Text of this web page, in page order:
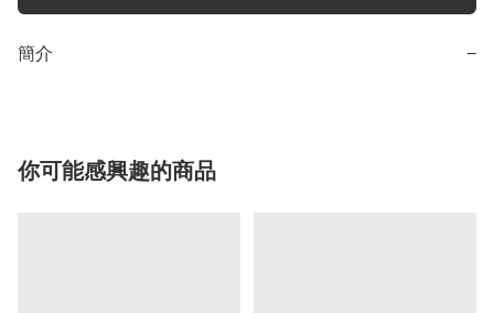
簡介 −
你可能感興趣的商品